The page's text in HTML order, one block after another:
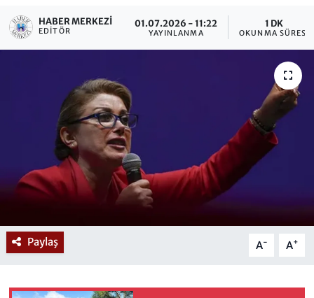
HABER MERKEZI
EDITÖR
01.07.2026 - 11:22
YAYINLANMA
1 DK
OKUNMA SÜRESI
Paylaş A- A+